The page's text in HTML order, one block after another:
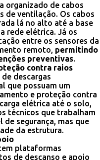
organizado de cabos
de ventilação. Os cabos
lá no alto até a base
rede elétrica. Já os
entre os sensores da
remoto, permitindo
preventivas.
contra raios
descargas
que possuam um
e proteção contra
elétrica até o solo,
técnicos que trabalham
de segurança, mas que
da estrutura.
plataformas
de descanso e apoio